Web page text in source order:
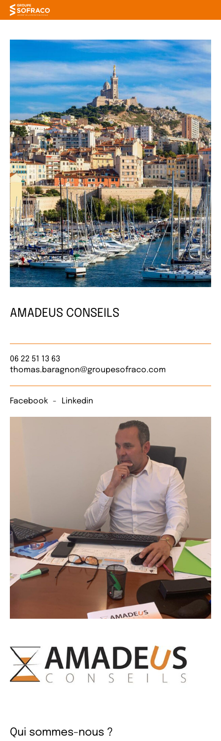
AMADEUS CONSEILS
06 22 51 13 63
thomas.baragnon@groupesofraco.com
Facebook Linkedin
Qui sommes-nous ?